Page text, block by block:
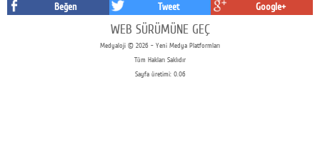
Beğen Tweet Google+
WEB SÜRÜMÜNE GEÇ
Medyaloji © 2026 - Yeni Medya Platformları
Tüm Hakları Saklıdır
Sayfa üretimi: 0.06